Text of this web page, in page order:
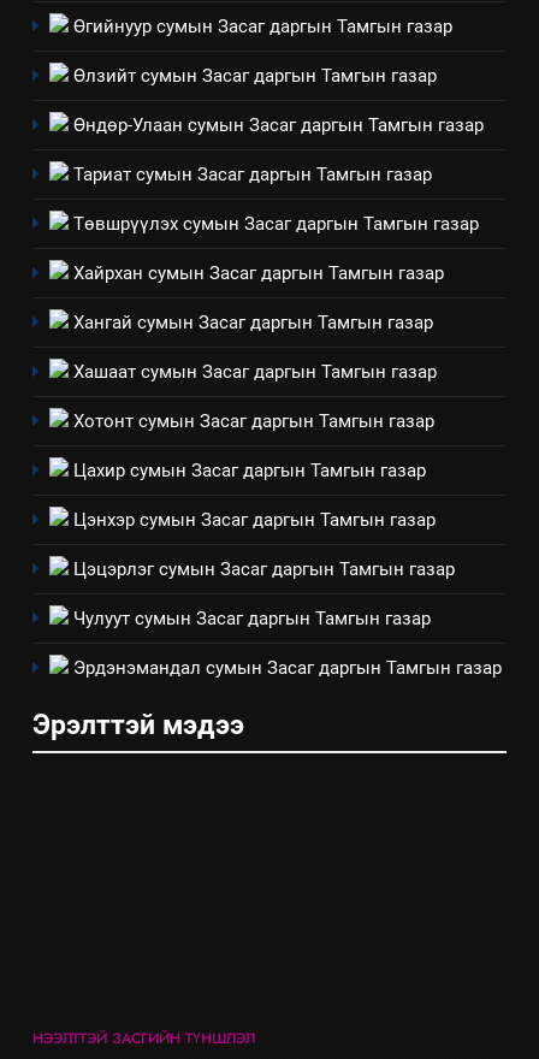
ИЛ ТОД БАЙДАЛ
Мэдээлэл хариуцагчийн
үйлдвэрлэл, үйлчилгээ,
ашиглаж байгаа техник,
эрүүл мэнд, байгаль орчинд
нөлөөллийн талаарх
мэдээлэл
1
Нээлттэй засгийн түншлэл
долоо хоног-2025
2
ШИЙДНЭ” ӨДРИЙГ ЗОХИОН
БАЙГУУЛНА
ЗАР ТАЗ-ЫН САЛБАР ЗӨВЛӨЛ
3
4
Өгийнуур сумын Засаг даргын Тамгын газар
Өлзийт сумын Засаг даргын Тамгын газар
Өндөр-Улаан сумын Засаг даргын Тамгын газар
Тариат сумын Засаг даргын Тамгын газар
Төвшрүүлэх сумын Засаг даргын Тамгын газар
Хайрхан сумын Засаг даргын Тамгын газар
Хангай сумын Засаг даргын Тамгын газар
Хашаат сумын Засаг даргын Тамгын газар
Хотонт сумын Засаг даргын Тамгын газар
Цахир сумын Засаг даргын Тамгын газар
Цэнхэр сумын Засаг даргын Тамгын газар
Цэцэрлэг сумын Засаг даргын Тамгын газар
Чулуут сумын Засаг даргын Тамгын газар
Эрдэнэмандал сумын Засаг даргын Тамгын газар
Эрэлттэй мэдээ
НЭЭЛТТЭЙ ЗАСГИЙН ТҮНШЛЭЛ